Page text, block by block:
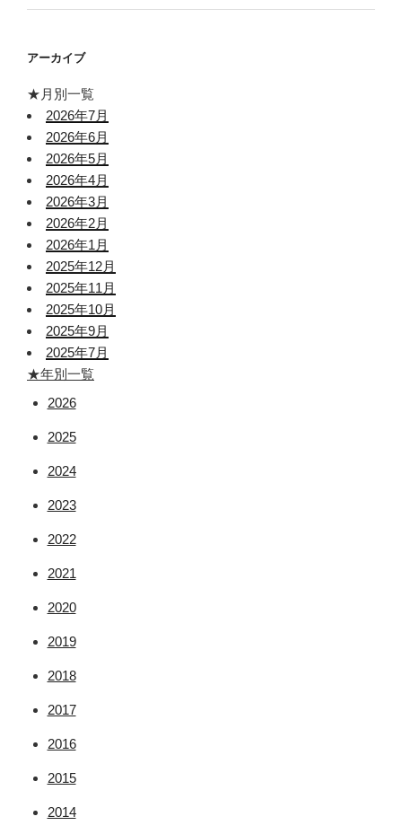
アーカイブ
★月別一覧
2026年7月
2026年6月
2026年5月
2026年4月
2026年3月
2026年2月
2026年1月
2025年12月
2025年11月
2025年10月
2025年9月
2025年7月
★年別一覧
2026
2025
2024
2023
2022
2021
2020
2019
2018
2017
2016
2015
2014